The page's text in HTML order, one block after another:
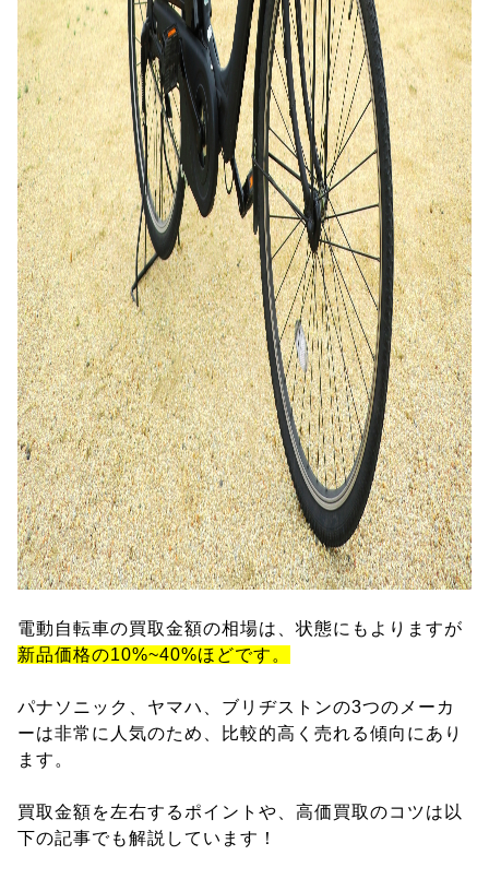
電動自転車の買取金額の相場は、状態にもよりますが
新品価格の10%~40%ほどです。
パナソニック、ヤマハ、ブリヂストンの3つのメーカ
ーは非常に人気のため、比較的高く売れる傾向にあり
ます。
買取金額を左右するポイントや、高価買取のコツは以
下の記事でも解説しています！